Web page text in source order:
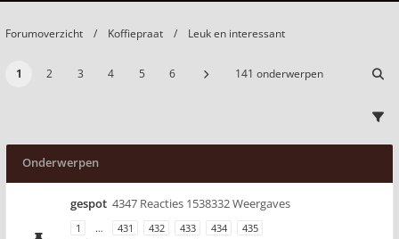
Forumoverzicht Koffiepraat Leuk en interessant
1 2 3 4 5 6 141 onderwerpen
Onderwerpen
gespot 4347 Reacties 1538332 Weergaves
1 … 431 432 433 434 435